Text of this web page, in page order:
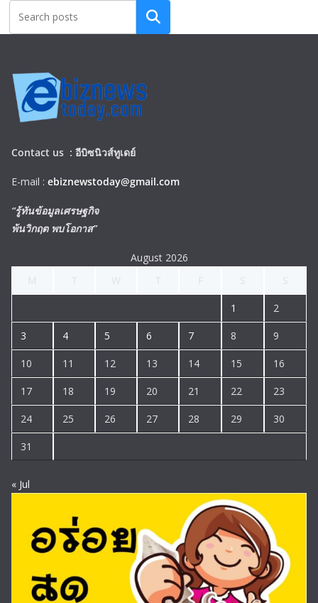
Search
Contact us : อีบิซนิวส์ทูเดย์
E-mail : ebiznewstoday@gmail.com
“รู้ทันข้อมูลเศรษฐกิจ
พ้นวิกฤต พบโอกาส”
August 2026
1 2
3 4 5 6 7 8 9
10 11 12 13 14 15 16
17 18 19 20 21 22 23
24 25 26 27 28 29 30
31
« Jul